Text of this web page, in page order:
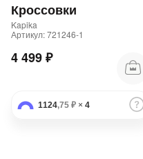
Кроссовки
Kapika
Артикул: 721246-1
4 499 ₽
1124,75 ₽ × 4